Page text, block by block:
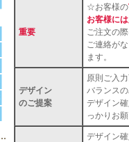
重要
☆お客様の
お客様に
ご注文の
ご連絡が
ます。
デザイン
のご提案
原則ご入
バランス
デザイン
っかりお
デザイン